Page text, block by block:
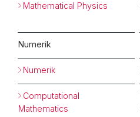
Mathematical Physics
Numerik
Numerik
Computational
Mathematics